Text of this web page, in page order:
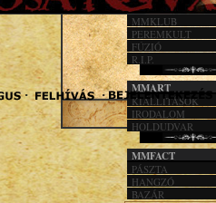
MMACT
MMKLUB
PEREMKULT
FÚZIÓ
R.I.P.
MMART
KIÁLLÍTÁSOK
IRODALOM
HOLDUDVAR
MMFACT
PÁSZTA
HANGZÓ
BAZÁR